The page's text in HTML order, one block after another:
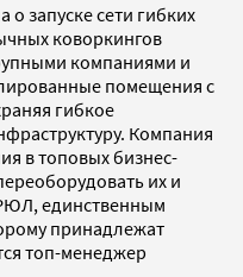
о запуске сети гибких
коворкингов
компаниями и
помещения с
гибкое
Компания
в топовых бизнес-
их и
единственным
принадлежат
топ-менеджер